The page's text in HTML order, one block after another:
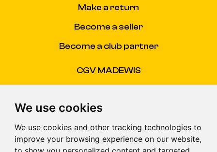
We use cookies
We use cookies and other tracking technologies to
improve your browsing experience on our website,
Make a return
Become a seller
Become a club partner
CGV MADEWIS
FAQ
Nous Contacter